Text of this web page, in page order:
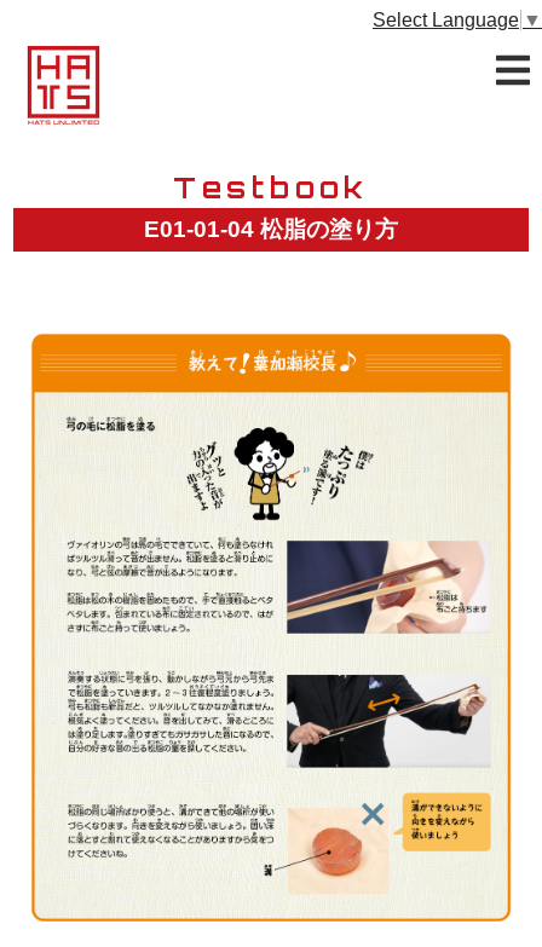
Select Language ▼
Testbook
E01-01-04 松脂の塗り方